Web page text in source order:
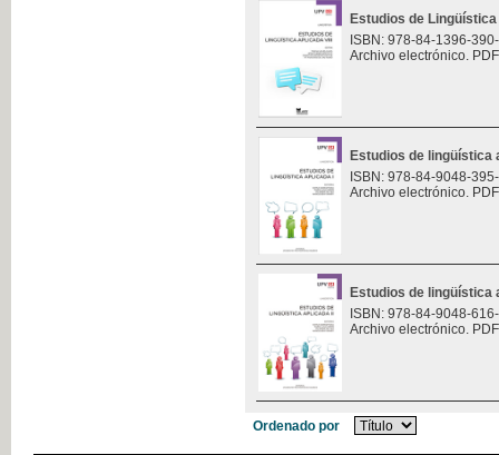
Estudios de
ISBN: 978-84-1396-
Archivo electrónico.
Estudios de lingüística
ISBN: 978-84-9048-
Archivo electrónico.
Estudios de lingüística
ISBN: 978-84-9048-
Archivo electrónico.
Ordenado por